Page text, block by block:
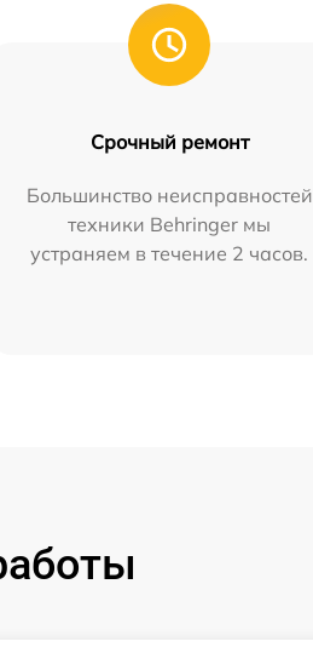
Срочный ремонт
Большинство неисправностей
техники Behringer мы
устраняем в течение 2 часов.